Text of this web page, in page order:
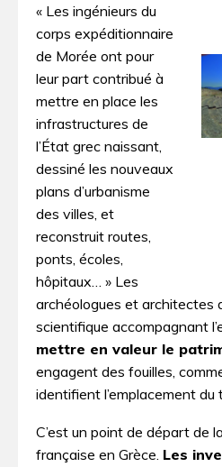
« Les ingénieurs du
corps expéditionnaire
de Morée ont pour
leur part contribué à
mettre en place les
infrastructures de
l’État grec naissant,
dessiné les nouveaux
plans d’urbanisme
des villes, et
reconstruit routes,
ponts, écoles,
hôpitaux… » Les
archéologues et architectes
scientifique accompagnant
mettre en valeur le
engagent des fouilles,
identifient l’emplacement du
C’est un point de départ de
française en Grèce. Les